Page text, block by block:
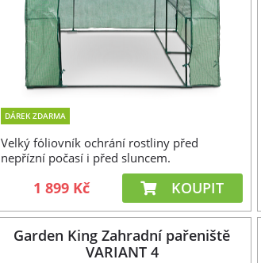
DÁREK ZDARMA
Velký fóliovník ochrání rostliny před
nepřízní počasí i před sluncem.
1 899 Kč KOUPIT
Garden King Zahradní pařeniště
VARIANT 4